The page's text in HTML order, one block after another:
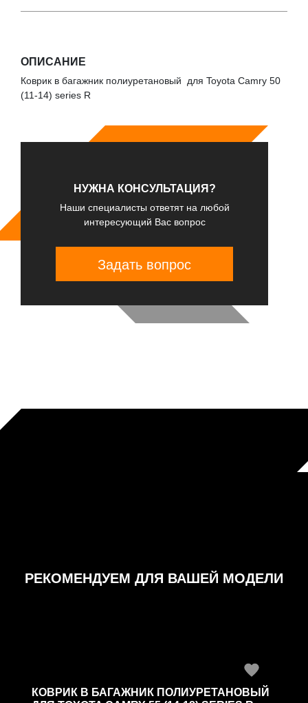
ОПИСАНИЕ
Коврик в багажник полиуретановый для Toyota Camry 50
(11-14) series R
НУЖНА КОНСУЛЬТАЦИЯ?
Наши специалисты ответят на любой
интересующий Вас вопрос
Задать вопрос
РЕКОМЕНДУЕМ ДЛЯ ВАШЕЙ МОДЕЛИ
КОВРИК В БАГАЖНИК ПОЛИУРЕТАНОВЫЙ